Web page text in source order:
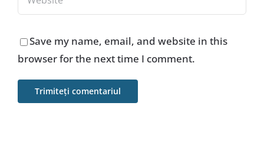
Save my name, email, and website in this
browser for the next time I comment.